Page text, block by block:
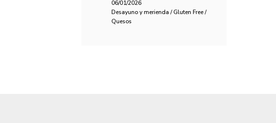
06/01/2026
Desayuno y merienda / Gluten Free /
Quesos